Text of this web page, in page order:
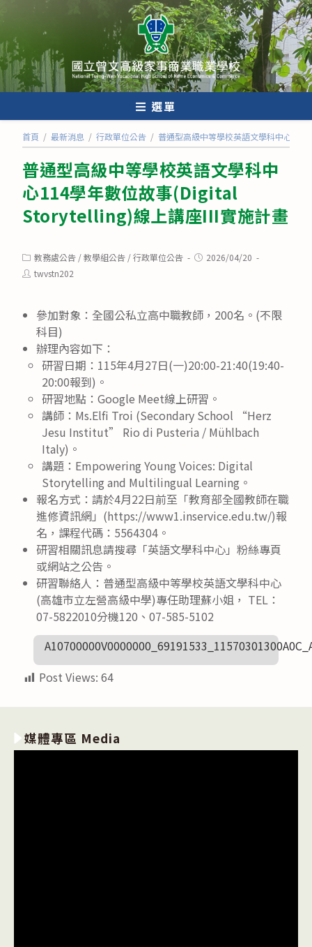
轉
至
主
要
內
選單
首頁 / 最新消息 / 行政單位公告 / 普通型高級中等學校英語文學科中心
普通型高級中等學校英語文學科中
心114學年數位故事(Digital
Storytelling)線上講座III實施計畫
Post
category:
教務處公告 /教學組公告 /行政單位公告
Post2026/04/20
Posttwvstn202
參加對象：全國公私立高中職教師，200名。(不限
科目)
辦理內容如下：
研習日期：115年4月27日(一)20:00-21:40(19:40-
20:00報到)。
研習地點：Google Meet線上研習。
講師：Ms.Elfi Troi (Secondary School “Herz
Jesu Institut” Rio di Pusteria / Mühlbach
Italy)。
講題：Empowering Young Voices: Digital
Storytelling and Multilingual Learning。
報名方式：請於4月22日前至「教育部全國教師在職
進修資訊網」(https://www1.inservice.edu.tw/)報
名，課程代碼：5564304。
研習相關訊息請搜尋「英語文學科中心」粉絲專頁
或網站之公告。
研習聯絡人：普通型高級中等學校英語文學科中心
(高雄市立左營高級中學)專任助理蘇小姐， TEL：
07-5822010分機120、07-585-5102
Post Views: 64
媒體專區 Media